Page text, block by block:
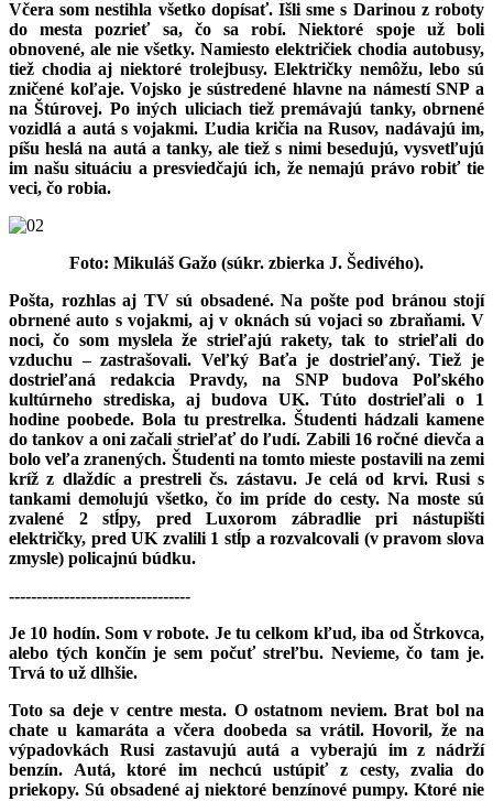
Včera som nestihla všetko dopísať. Išli sme s Darinou z roboty
do mesta pozrieť sa, čo sa robí. Niektoré spoje už boli
obnovené, ale nie všetky. Namiesto električiek chodia autobusy,
tiež chodia aj niektoré trolejbusy. Električky nemôžu, lebo sú
zničené koľaje. Vojsko je sústredené hlavne na námestí SNP a
na Štúrovej. Po iných uliciach tiež premávajú tanky, obrnené
vozidlá a autá s vojakmi. Ľudia kričia na Rusov, nadávajú im,
píšu heslá na autá a tanky, ale tiež s nimi besedujú, vysvetľujú
im našu situáciu a presviedčajú ich, že nemajú právo robiť tie
veci, čo robia.
Foto: Mikuláš Gažo (súkr. zbierka J. Šedivého).
Pošta, rozhlas aj TV sú obsadené. Na pošte pod bránou stojí
obrnené auto s vojakmi, aj v oknách sú vojaci so zbraňami. V
noci, čo som myslela že strieľajú rakety, tak to strieľali do
vzduchu – zastrašovali. Veľký Baťa je dostrieľaný. Tiež je
dostrieľaná redakcia Pravdy, na SNP budova Poľského
kultúrneho strediska, aj budova UK. Túto dostrieľali o 1
hodine poobede. Bola tu prestrelka. Študenti hádzali kamene
do tankov a oni začali strieľať do ľudí. Zabili 16 ročné dievča a
bolo veľa zranených. Študenti na tomto mieste postavili na zemi
kríž z dlaždíc a prestreli čs. zástavu. Je celá od krvi. Rusi s
tankami demolujú všetko, čo im príde do cesty. Na moste sú
zvalené 2 stĺpy, pred Luxorom zábradlie pri nástupišti
električky, pred UK zvalili 1 stĺp a rozvalcovali (v pravom slova
zmysle) policajnú búdku.
---------------------------------
Je 10 hodín. Som v robote. Je tu celkom kľud, iba od Štrkovca,
alebo tých končín je sem počuť streľbu. Nevieme, čo tam je.
Trvá to už dlhšie.
Toto sa deje v centre mesta. O ostatnom neviem. Brat bol na
chate u kamaráta a včera doobeda sa vrátil. Hovoril, že na
výpadovkách Rusi zastavujú autá a vyberajú im z nádrží
benzín. Autá, ktoré im nechcú ustúpiť z cesty, zvalia do
priekopy. Sú obsadené aj niektoré benzínové pumpy. Ktoré nie